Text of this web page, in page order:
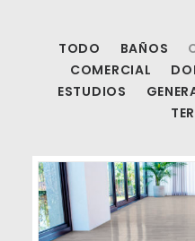
TODO BAÑOS
COMERCIAL
ESTUDIOS